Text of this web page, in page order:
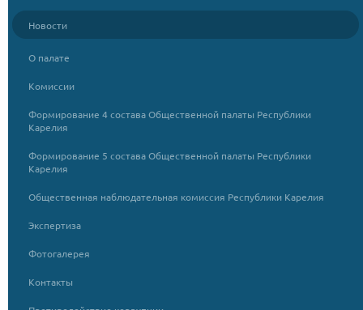
Новости
О палате
Комиссии
Формирование 4 состава Общественной палаты Республики
Карелия
Формирование 5 состава Общественной палаты Республики
Карелия
Общественная наблюдательная комиссия Республики Карелия
Экспертиза
Фотогалерея
Контакты